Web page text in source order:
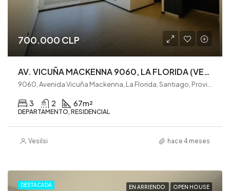
700.000 CLP
AV. VICUÑA MACKENNA 9060, LA FLORIDA (VE0323)
3 2 67m²
DEPARTAMENTO, RESIDENCIAL
Vesilsi hace 4 meses
DESTACADA EN ARRIENDO OPEN HOUSE